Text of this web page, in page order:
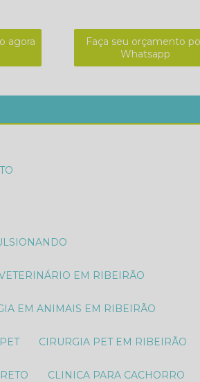
agora
Faça seu orçamento
Whatsapp
VETERINÁRIO EM RIBEIRÃO
EM ANIMAIS EM RIBEIRÃO
CIRURGIA PET EM RIBEIRÃO
CLINICA PARA CACHORRO